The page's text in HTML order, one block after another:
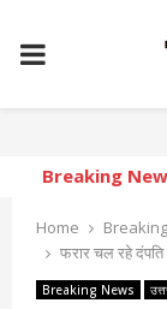
PRIMARY
MENU
Breaking
पर धामी सरकार पूरी
Home
फरार चल रहे दंपति
Breaking News